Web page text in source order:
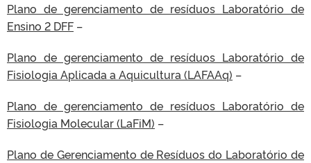
Plano de gerenciamento de resíduos Laboratório de
Ensino 2 DFF –
Plano de gerenciamento de resíduos Laboratório de
Fisiologia Aplicada a Aquicultura (LAFAAq) –
Plano de gerenciamento de resíduos Laboratório de
Fisiologia Molecular (LaFiM) –
Plano de Gerenciamento de Resíduos do Laboratório de